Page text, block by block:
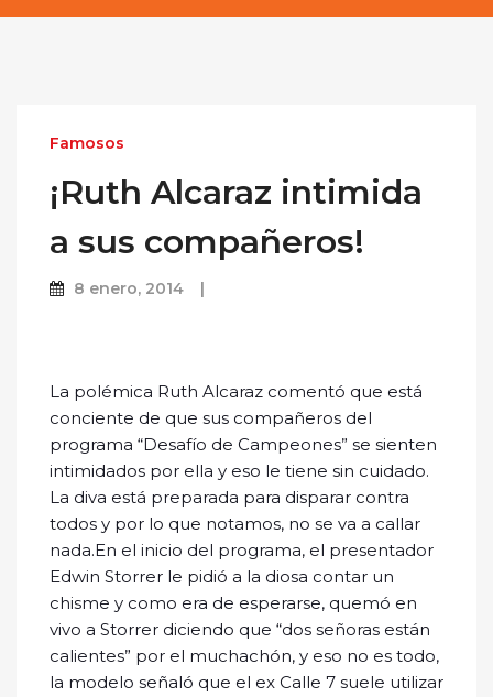
Famosos
¡Ruth Alcaraz intimida
a sus compañeros!
8 enero, 2014
La polémica Ruth Alcaraz comentó que está
conciente de que sus compañeros del
programa “Desafío de Campeones” se sienten
intimidados por ella y eso le tiene sin cuidado.
La diva está preparada para disparar contra
todos y por lo que notamos, no se va a callar
nada.En el inicio del programa, el presentador
Edwin Storrer le pidió a la diosa contar un
chisme y como era de esperarse, quemó en
vivo a Storrer diciendo que “dos señoras están
calientes” por el muchachón, y eso no es todo,
la modelo señaló que el ex Calle 7 suele utilizar